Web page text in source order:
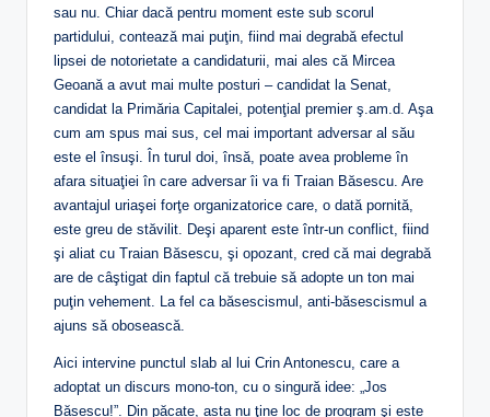
sau nu. Chiar dacă pentru moment este sub scorul
partidului, contează mai puţin, fiind mai degrabă efectul
lipsei de notorietate a candidaturii, mai ales că Mircea
Geoană a avut mai multe posturi – candidat la Senat,
candidat la Primăria Capitalei, potenţial premier ş.am.d. Aşa
cum am spus mai sus, cel mai important adversar al său
este el însuşi. În turul doi, însă, poate avea probleme în
afara situaţiei în care adversar îi va fi Traian Băsescu. Are
avantajul uriaşei forţe organizatorice care, o dată pornită,
este greu de stăvilit. Deşi aparent este într-un conflict, fiind
şi aliat cu Traian Băsescu, şi opozant, cred că mai degrabă
are de câştigat din faptul că trebuie să adopte un ton mai
puţin vehement. La fel ca băsescismul, anti-băsescismul a
ajuns să obosească.
Aici intervine punctul slab al lui Crin Antonescu, care a
adoptat un discurs mono-ton, cu o singură idee: „Jos
Băsescu!”. Din păcate, asta nu ţine loc de program şi este